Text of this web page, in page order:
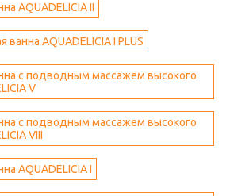
AQUADELICIA II
ванна AQUADELICIA I PLUS
с подводным массажем высокого
V
с подводным массажем высокого
VIII
AQUADELICIA I